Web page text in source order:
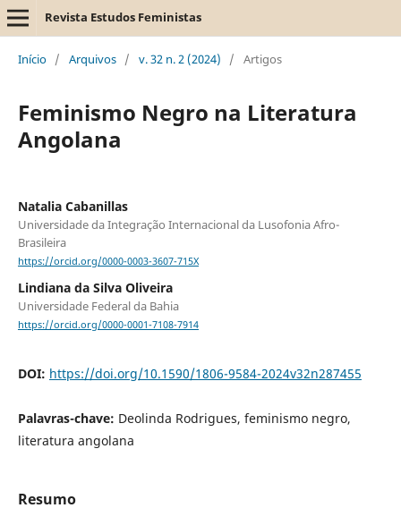
Revista Estudos Feministas
Início / Arquivos / v. 32 n. 2 (2024) / Artigos
Feminismo Negro na Literatura
Angolana
Natalia Cabanillas
Universidade da Integração Internacional da Lusofonia Afro-
Brasileira
https://orcid.org/0000-0003-3607-715X
Lindiana da Silva Oliveira
Universidade Federal da Bahia
https://orcid.org/0000-0001-7108-7914
DOI: https://doi.org/10.1590/1806-9584-2024v32n287455
Palavras-chave: Deolinda Rodrigues, feminismo negro,
literatura angolana
Resumo